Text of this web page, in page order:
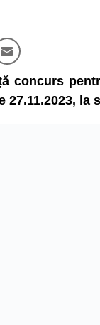
concurs
27.11.2023, la